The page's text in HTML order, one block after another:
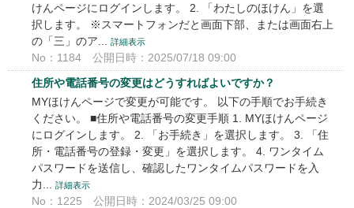
けんページにログインします。 2. 「わたしのほけん」を選
択します。 ※スマートフォンだと画面下部、または画面右上
の「三」のア...
詳細表示
No：1184
公開日時：2025/07/18 09:00
住所や電話番号の変更はどうすればよいですか？
MYほけんページで変更が可能です。 以下の手順でお手続き
ください。 ■住所や電話番号の変更手順 1. MYほけんページ
にログインします。 2. 「お手続き」を選択します。 3. 「住
所・電話番号の登録・変更」を選択します。 4. ワンタイム
パスワードを送信し、確認したワンタイムパスワードを入
力...
詳細表示
No：1225
公開日時：2024/03/25 09:00